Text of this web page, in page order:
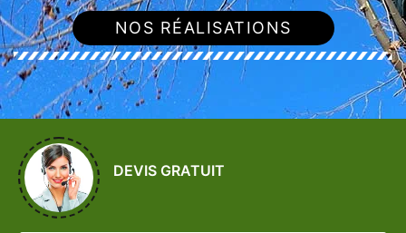
NOS RÉALISATIONS
DEVIS GRATUIT